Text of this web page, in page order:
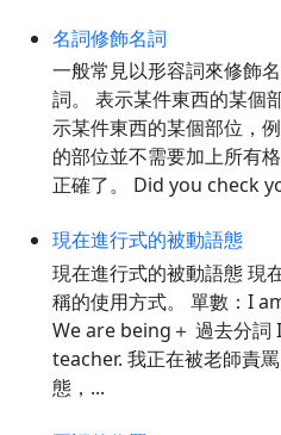
名詞修飾名詞
一般常見以形容詞來修飾
詞。 表示某件東西的某個
示某件東西的某個部位，
的部位並不需要加上所有
正確了。 Did you check
現在進行式的被動語態
現在進行式的被動語態 現
稱的使用方式。 單數：I
We are being＋ 過去分
teacher. 我正在被老師責
態，...